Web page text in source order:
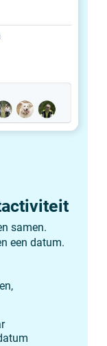
samen.
een datum.